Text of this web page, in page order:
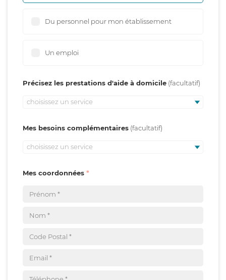
Du personnel pour mon établissement
Un emploi
Précisez les prestations d'aide à domicile
choisissez un service
Mes besoins complémentaires
choisissez un service
Mes coordonnées